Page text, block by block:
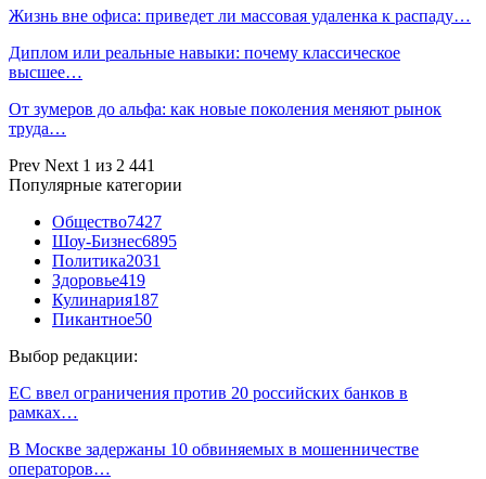
Жизнь вне офиса: приведет ли массовая удаленка к распаду…
Диплом или реальные навыки: почему классическое
высшее…
От зумеров до альфа: как новые поколения меняют рынок
труда…
Prev Next 1 из 2 441
Популярные категории
Общество7427
Шоу-Бизнес6895
Политика2031
Здоровье419
Кулинария187
Пикантное50
Выбор редакции:
ЕС ввел ограничения против 20 российских банков в
рамках…
В Москве задержаны 10 обвиняемых в мошенничестве
операторов…